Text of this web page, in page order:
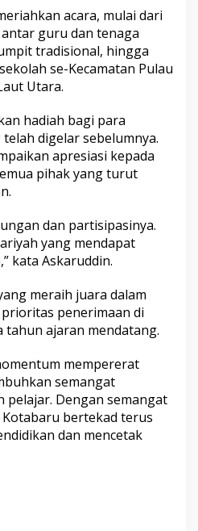
a
a
acara, mulai dari
guru dan tenaga
tradisional, hingga
se-Kecamatan Pulau
Utara.
hadiah bagi para
digelar sebelumnya.
apresiasi kepada
pihak yang turut
dan partisipasinya.
yang mendapat
kata Askaruddin.
meraih juara dalam
penerimaan di
tahun ajaran mendatang.
mempererat
semangat
pelajar. Dengan semangat
Kotabaru bertekad terus
dan mencetak